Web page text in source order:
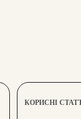
КОРИСНІ